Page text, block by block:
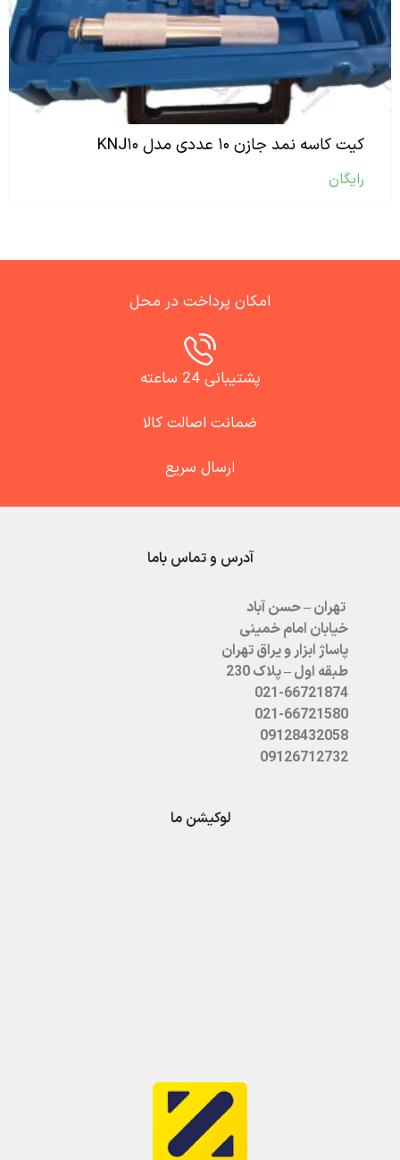
کیت کاسه نمد جازن ۱۰ عددی مدل KNJ۱۰
رایگان
امکان پرداخت در محل
پشتیبانی 24 ساعته
ضمانت اصالت کالا
ارسال سریع
آدرس و تماس باما
تهران – حسن آباد
خیابان امام خمینی
پاساژ ابزار و یراق تهران
طبقه اول – پلاک 230
021-66721874
021-66721580
09128432058
09126712732
لوکیشن ما